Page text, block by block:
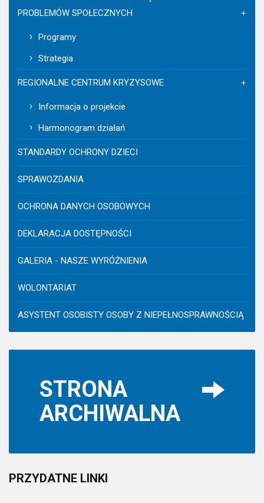
PROBLEMÓW SPOŁECZNYCH
Programy
Strategia
REGIONALNE CENTRUM KRYZYSOWE
Informacja o projekcie
Harmonogram działań
STANDARDY OCHRONY DZIECI
SPRAWOZDANIA
OCHRONA DANYCH OSOBOWYCH
DEKLARACJA DOSTĘPNOŚCI
GALERIA - NASZE WYRÓŻNIENIA
WOLONTARIAT
ASYSTENT OSOBISTY OSOBY Z NIEPEŁNOSPRAWNOŚCIĄ
STRONA
ARCHIWALNA
PRZYDATNE LINKI